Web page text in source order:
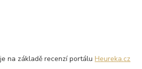
na základě recenzí portáluHeureka.cz